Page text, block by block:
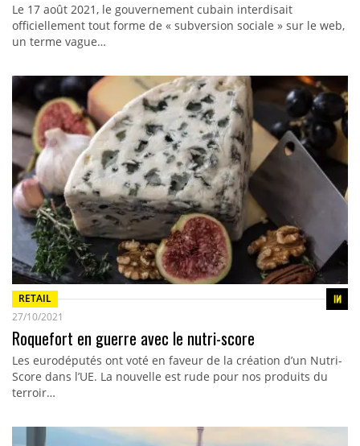
Le 17 août 2021, le gouvernement cubain interdisait
officiellement tout forme de « subversion sociale » sur le web,
un terme vague…
RETAIL
27/10/2021
Roquefort en guerre avec le nutri-score
Les eurodéputés ont voté en faveur de la création d’un Nutri-
Score dans l’UE. La nouvelle est rude pour nos produits du
terroir…